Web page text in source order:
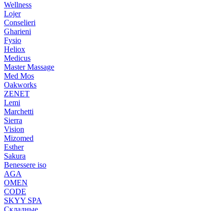
Wellness
Lojer
Conselieri
Gharieni
Fysio
Heliox
Medicus
Master Massage
Med Mos
Oakworks
ZENET
Lemi
Marchetti
Sierra
Vision
Mizomed
Esther
Sakura
Benessere iso
AGA
OMEN
CODE
SKYY SPA